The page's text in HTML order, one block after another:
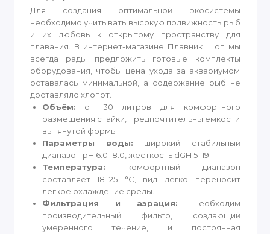
Для создания оптимальной экосистемы
необходимо учитывать высокую подвижность рыб
и их любовь к открытому пространству для
плавания. В интернет-магазине Плавник Шоп мы
всегда рады предложить готовые комплекты
оборудования, чтобы цена ухода за аквариумом
оставалась минимальной, а содержание рыб не
доставляло хлопот.
Объём: от 30 литров для комфортного
размещения стайки, предпочтительны емкости
вытянутой формы.
Параметры воды: широкий стабильный
диапазон pH 6.0–8.0, жесткость dGH 5–19.
Температура: комфортный диапазон
составляет 18–25 °C, вид легко переносит
легкое охлаждение среды.
Фильтрация и аэрация: необходим
производительный фильтр, создающий
умеренного течение, и постоянная